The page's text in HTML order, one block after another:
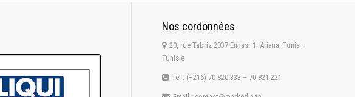
Nos cordonnées
20, rue Tabriz 2037 Ennasr 1, Ariana, Tunis –
Tunisie
Tél : (+216) 70 820 333 – 70 821 221